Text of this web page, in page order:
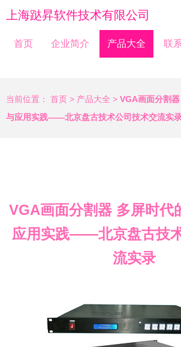
上海跶昇软件技术有限公司
首页 企业简介 产品大全 联
当前位置： 首页 > 产品大全 > VGA画面分割
与应用实践——北京盘古技术公司技术交流实
VGA画面分割器 多屏时代
应用实践——北京盘古技
流实录